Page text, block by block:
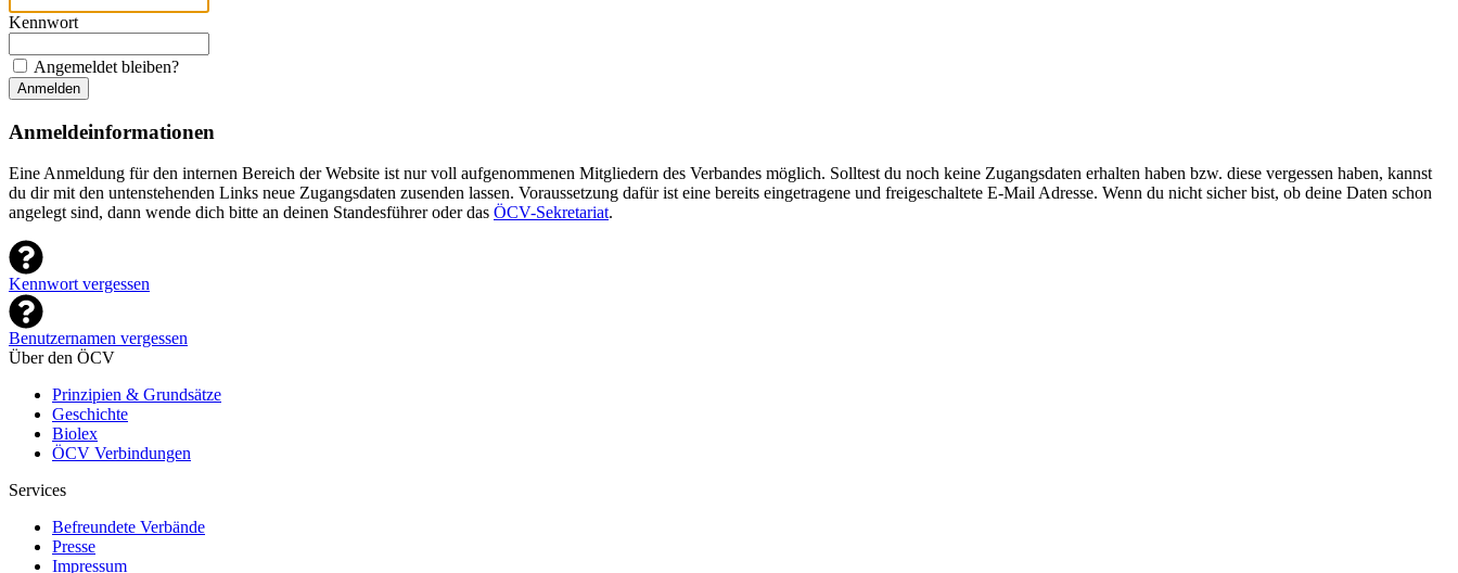
Kennwort
Angemeldet bleiben?
Anmelden
Anmeldeinformationen
Eine Anmeldung für den internen Bereich der Website ist nur voll aufgenommenen Mitgliedern des Verbandes möglich. Solltest du noch keine Zugangsdaten erhalten haben bzw. diese vergessen haben, kannst
du dir mit den untenstehenden Links neue Zugangsdaten zusenden lassen. Voraussetzung dafür ist eine bereits eingetragene und freigeschaltete E-Mail Adresse. Wenn du nicht sicher bist, ob deine Daten schon
angelegt sind, dann wende dich bitte an deinen Standesführer oder das ÖCV-Sekretariat.
Kennwort vergessen
Benutzernamen vergessen
Über den ÖCV
Prinzipien & Grundsätze
Geschichte
Biolex
ÖCV Verbindungen
Services
Befreundete Verbände
Presse
Impressum